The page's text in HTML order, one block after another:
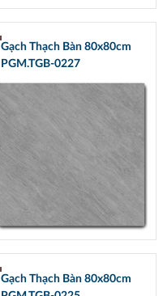
Gạch Thạch Bàn 80x80cm
PGM.TGB-0227
Gạch Thạch Bàn 80x80cm